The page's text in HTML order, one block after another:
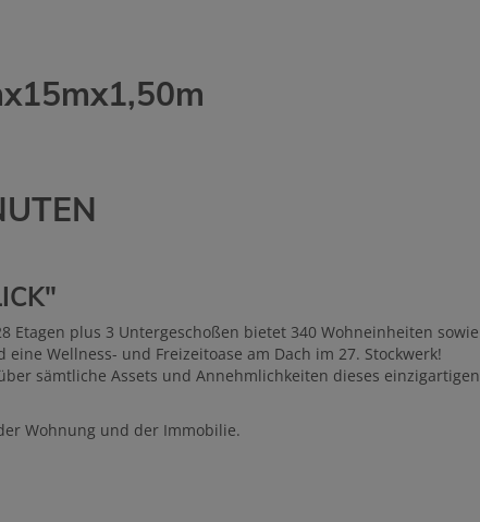
Etagen plus 3 Untergeschoßen bietet 340 Wohneinheiten sowie
Wellness- und Freizeitoase am Dach im 27. Stockwerk!
sämtliche Assets und Annehmlichkeiten dieses einzigartigen
Wohnung und der Immobilie.